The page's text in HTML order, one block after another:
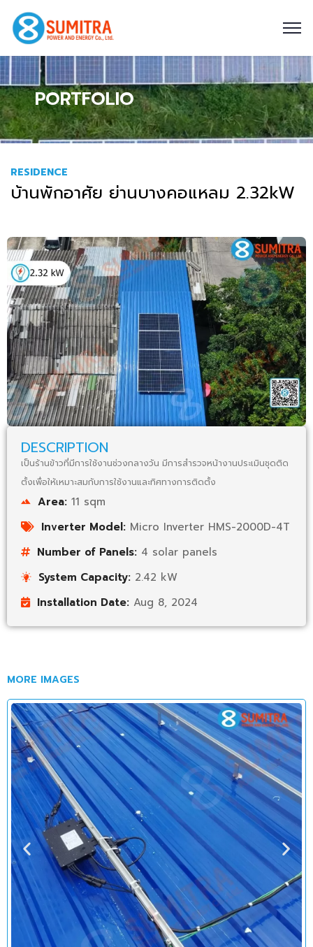
PORTFOLIO
RESIDENCE
บ้านพักอาศัย ย่านบางคอแหลม 2.32kW
DESCRIPTION
เป็นร้านข้าวที่มีการใช้งานช่วงกลางวัน มีการสำรวจหน้างานประเมินชุดติด
ตั้งเพื่อให้เหมาะสมกับการใช้งานและทิศทางการติดตั้ง
Area: 11 sqm
Inverter Model: Micro Inverter HMS-2000D-4T
Number of Panels: 4 solar panels
System Capacity: 2.42 kW
Installation Date: Aug 8, 2024
MORE IMAGES